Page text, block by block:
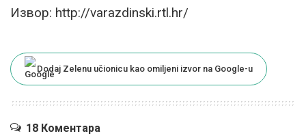
Извор: http://varazdinski.rtl.hr/
Dodaj Zelenu učionicu kao omiljeni izvor na Google-u
18 Коментара